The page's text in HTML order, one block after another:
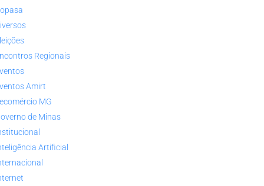
Regionais
Amirt
MG
de Minas
Artificial